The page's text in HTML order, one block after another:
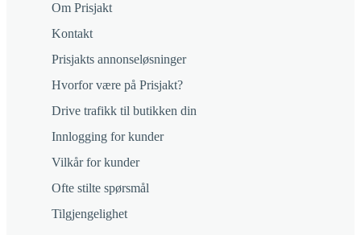
Om Prisjakt
Kontakt
Prisjakts annonseløsninger
Hvorfor være på Prisjakt?
Drive trafikk til butikken din
Innlogging for kunder
Vilkår for kunder
Ofte stilte spørsmål
Tilgjengelighet